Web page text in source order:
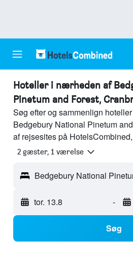
Hoteller i nærheden af
Pinetum and Forest,
Søg efter og sammenlign
Bedgebury National Pinetum
af rejsesites på
2 gæster, 1 værelse
tor. 13.8 -
Søg